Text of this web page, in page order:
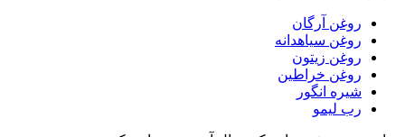
روغن آرگان
روغن سیاهدانه
روغن زیتون
روغن خراطین
شیره انگور
رب لیمو